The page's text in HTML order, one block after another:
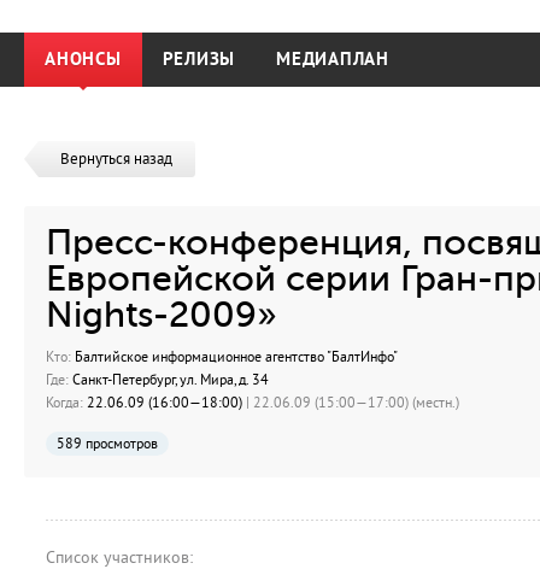
АНОНСЫ РЕЛИЗЫ МЕДИАПЛАН
Вернуться назад
Пресс-конференция,
Европейской серии Гран-
Nights-2009»
Кто: Балтийское информационное агентство "БалтИнфо"
Где: Санкт-Петербург, ул. Мира, д. 34
Когда: 22.06.09 (16:00—18:00) | 22.06.09 (15:00—17:00) (местн.)
589 просмотров
Список участников: